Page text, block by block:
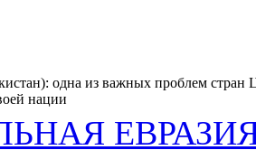
одна из важных проблем стран
нации